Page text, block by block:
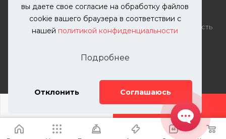
вы даете свое согласие на обработку файлов
cookie вашего браузера в соответствии с
нашей политикой конфиденциальности
Подробнее
Отклонить Соглашаюсь
ДОБАВИТЬ УСЛУГУ
2026 © KUTUZOVV | Кузовной ремонт и покраска
автомобилей. Вся информация на сайте – собственность
разрешения запрещена. Все права защищены.
Телефон: 8(499)-302-00-57